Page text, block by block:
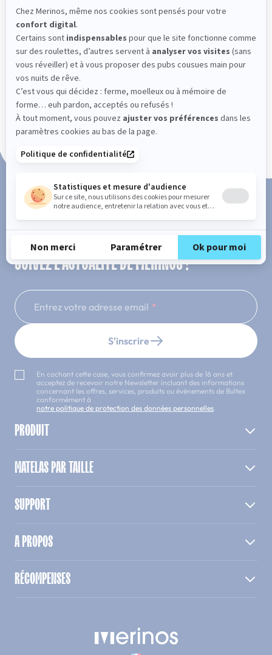
Fabrication Française
101 nuits d'essai*
Paiement en 3x ou 4x sans frais
SUIVEZ L'ACTUALITÉ DE MERINOS !
Entrez votre adresse email
S'inscrire
En cochant cette case, vous confirmez avoir plus de 16 ans et
acceptez de recevoir notre Newsletter incluant des informations
concernant les offres, services, produits ou évènements de Bultex
conformément à
notre politique de protection des données personnelles.
PRODUIT
MATELAS PAR TAILLE
SUPPORT
A PROPOS
RÉCOMPENSES